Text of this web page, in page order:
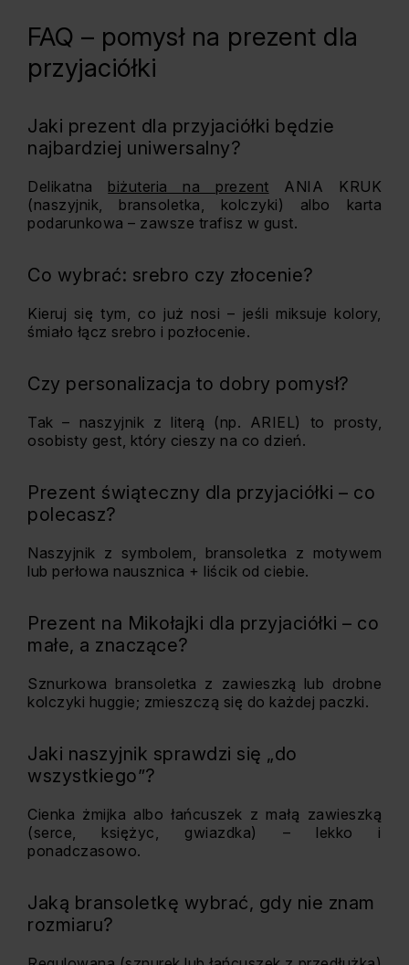
FAQ – pomysł na prezent dla
przyjaciółki
Jaki prezent dla przyjaciółki będzie
najbardziej uniwersalny?
Delikatna biżuteria na prezent ANIA KRUK
(naszyjnik, bransoletka, kolczyki) albo karta
podarunkowa – zawsze trafisz w gust.
Co wybrać: srebro czy złocenie?
Kieruj się tym, co już nosi – jeśli miksuje kolory,
śmiało łącz srebro i pozłocenie.
Czy personalizacja to dobry pomysł?
Tak – naszyjnik z literą (np. ARIEL) to prosty,
osobisty gest, który cieszy na co dzień.
Prezent świąteczny dla przyjaciółki – co
polecasz?
Naszyjnik z symbolem, bransoletka z motywem
lub perłowa nausznica + liścik od ciebie.
Prezent na Mikołajki dla przyjaciółki – co
małe, a znaczące?
Sznurkowa bransoletka z zawieszką lub drobne
kolczyki huggie; zmieszczą się do każdej paczki.
Jaki naszyjnik sprawdzi się „do
wszystkiego”?
Cienka żmijka albo łańcuszek z małą zawieszką
(serce, księżyc, gwiazdka) – lekko i
ponadczasowo.
Jaką bransoletkę wybrać, gdy nie znam
rozmiaru?